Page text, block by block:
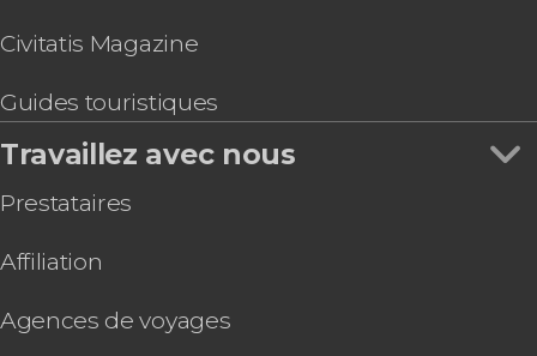
Civitatis Magazine
Guides touristiques
Travaillez avec nous
Prestataires
Affiliation
Agences de voyages